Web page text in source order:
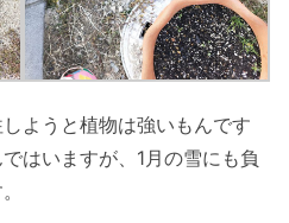
ようと植物は強いもんです
はいますが、1月の雪にも負